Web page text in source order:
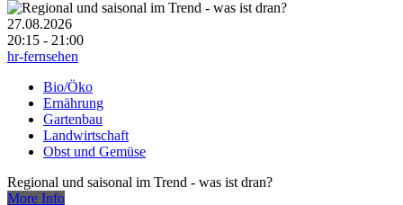
27.08.2026
20:15 - 21:00
hr-fernsehen
Bio/Öko
Ernährung
Gartenbau
Landwirtschaft
Obst und Gemüse
Regional und saisonal im Trend - was ist dran?
More Info